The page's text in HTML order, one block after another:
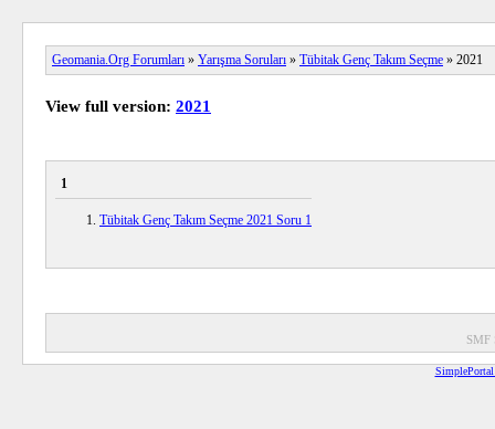
Geomania.Org Forumları » Yarışma Soruları » Tübitak Genç Takım Seçme » 2021
View full version: 2021
1
Tübitak Genç Takım Seçme 2021 Soru 1
SMF